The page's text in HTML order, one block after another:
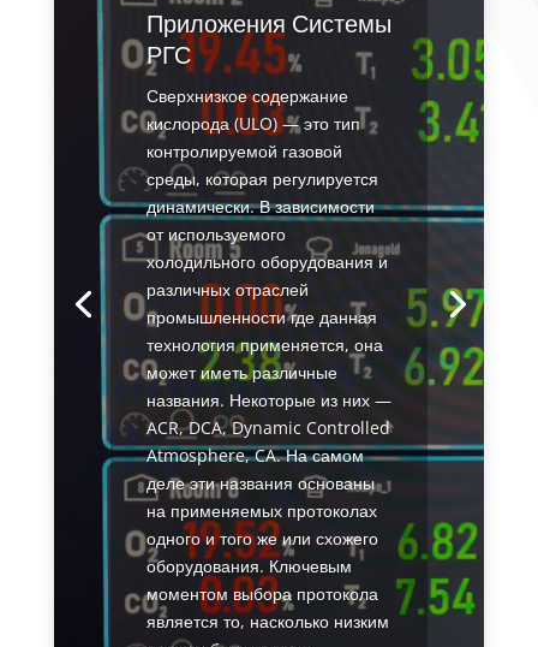
Приложения Системы
РГС
Сверхнизкое содержание
кислорода (ULO) — это тип
контролируемой газовой
среды, которая регулируется
динамически. В зависимости
от используемого
холодильного оборудования и
различных отраслей
промышленности где данная
технология применяется, она
может иметь различные
названия. Некоторые из них —
ACR, DCA, Dynamic Controlled
Atmosphere, CA. На самом
деле эти названия основаны
на применяемых протоколах
одного и того же или схожего
оборудования. Ключевым
моментом выбора протокола
является то, насколько низким